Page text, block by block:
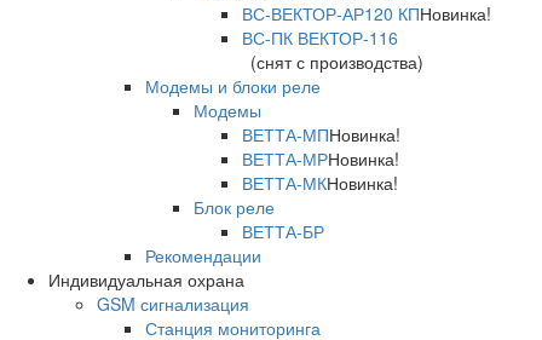
ВС-ВЕКТОР-АР120 КПНовинка!
ВС-ПК ВЕКТОР-116
(снят с производства)
Модемы и блоки реле
Модемы
ВЕТТА-МПНовинка!
ВЕТТА-МРНовинка!
ВЕТТА-МКНовинка!
Блок реле
ВЕТТА-БР
Рекомендации
Индивидуальная охрана
GSM сигнализация
Станция мониторинга